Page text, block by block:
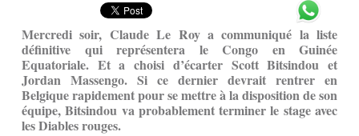
Mercredi soir, Claude Le Roy a communiqué la liste
définitive qui représentera le Congo en Guinée
Equatoriale. Et a choisi d’écarter Scott Bitsindou et
Jordan Massengo. Si ce dernier devrait rentrer en
Belgique rapidement pour se mettre à la disposition de son
équipe, Bitsindou va probablement terminer le stage avec
les Diables rouges.